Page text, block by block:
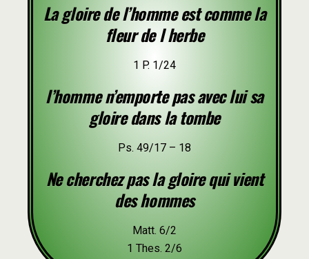
La gloire de l’homme est comme la
fleur de l herbe
1 P. 1/24
l’homme n’emporte pas avec lui sa
gloire dans la tombe
Ps. 49/17 – 18
Ne cherchez pas la gloire qui vient
des hommes
Matt. 6/2
1 Thes. 2/6